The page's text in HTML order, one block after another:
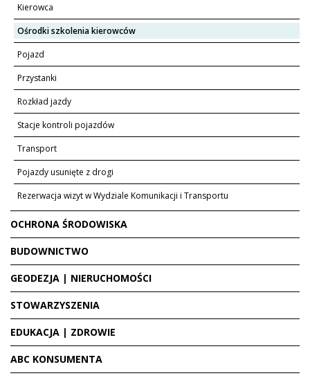
Kierowca
Ośrodki szkolenia kierowców
Pojazd
Przystanki
Rozkład jazdy
Stacje kontroli pojazdów
Transport
Pojazdy usunięte z drogi
Rezerwacja wizyt w Wydziale Komunikacji i Transportu
OCHRONA ŚRODOWISKA
BUDOWNICTWO
GEODEZJA | NIERUCHOMOŚCI
STOWARZYSZENIA
EDUKACJA | ZDROWIE
ABC KONSUMENTA